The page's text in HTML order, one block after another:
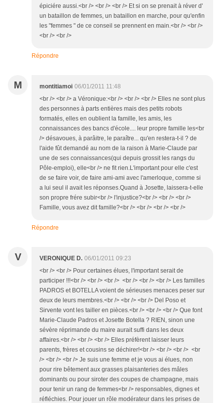
épiciére aussi.<br /> <br /> <br /> Et si on se prenait à réver d'
un bataillon de femmes, un bataillon en marche, pour qu'enfin
les "femmes " de ce conseil se prennent en main.<br /> <br />
<br /> <br />
Répondre
M montitiamoi 06/01/2011 11:48
<br /> <br /> a Véronique:<br /> <br /> <br /> Elles ne sont plus
des personnes à parts entières mais des petits robots
formatés, elles en oublient la famille, les amis, les
connaissances des bancs d'école.... leur propre famille les<br
/> désavoues, à parâitre, le paraître... qu'en restera-t-il ? de
l'aide fût demandé au nom de la raison à Marie-Claude par
une de ses connaissances(qui depuis grossit les rangs du
Pôle-emploi), elle<br /> ne fit rien.L'important pour elle c'est
de se faire voir, de faire ami-ami avec l'amerloque, comme si
a lui seul il avait les réponses.Quand à Josette, laissera-t-elle
son propre frére subir<br /> l'injustice?<br /> <br /> <br />
Famille, vous avez dit famille?<br /> <br /> <br /> <br />
Répondre
V VERONIQUE D. 06/01/2011 09:23
<br /> <br /> Pour certaines élues, l'important serait de
participer !!!<br /> <br /> <br /> <br /> <br /> <br /> Les familles
PADROS et BOTELLA voient de sérieuses menaces peser sur
deux de leurs membres.<br /> <br /> <br /> Del Poso et
Sirvente vont les tailler en pièces.<br /> <br /> <br /> Que font
Marie-Claude Padros et Josette Botella ? RIEN, sinon une
sévère réprimande du maire aurait suffi dans les deux
affaires.<br /> <br /> <br /> Elles préfèrent laisser leurs
parents, frères et cousins se déchirer!<br /> <br /> <br /> <br
/> <br /> <br /> Je suis une femme et je vous ai élues, non
pour rire bêtement aux grasses plaisanteries des mâles
dominants ou pour siroter des coupes de champagne, mais
pour tenir un rang de femmes<br /> responsables, dignes et
réfléchies. Pour jouer un rôle modérateur dans les prises de